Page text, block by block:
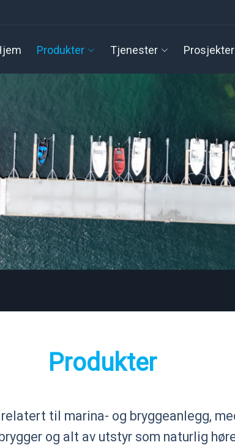
Produkter Tjenester Prosjekter
Produkter
til marina- og bryggeanlegg,
og alt av utstyr som naturlig